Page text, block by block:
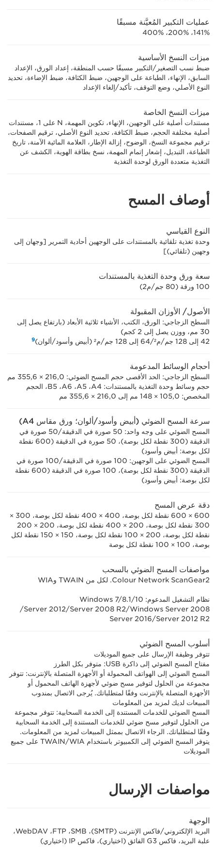
عمليات التكبير المُعيَّنة مسبقًا
141%، 200%، 400%
ميزات النسخ الأساسية
ضبط نسب التصغير/التكبير مسبقًا حسب المنطقة، إعداد الورق، الإعداد
السابق، الإنهاء، الطباعة على الوجهين، ضبط الكثافة، ضبط الإضاءة، تحديد
النوع الأصلي، وضع التوقف، تأكيد/إلغاء الإعداد
ميزات النسخ الخاصة
مستندات أصلية على الوجهين، الإنهاء، تكوين المهمة، N على 1، مستندات
أصلية مختلفة الحجم، ضبط الكثافة، تحديد النوع الأصلي، ترقيم الصفحات،
ترقيم مجموعة النسخ، الوضوح، إزالة الإطار، العلامة المائية الآمنة، تاريخ
الطباعة، التبديل، إشعار إتمام المهمة، نسخ بطاقة الهوية، الكشف عن
التغذية متعددة الورق لوحدة التغذية
أوصاف المسح
النوع القياسي
وحدة تغذية تلقائية بالمستندات على الوجهين أحادية التمرير [وجهان إلى
وجهين (تلقائي)]
سعة ورق وحدة التغذية بالمستندات
100 ورقة (80 جم/م2)
الأصول/ الأوزان المقبولة
السطح الزجاجي: الورق، الكتب، الأشياء ثلاثية الأبعاد (بارتفاع يصل إلى
30 مم، ووزن يصل إلى 2 كجم)
42 إلى 128 جم/م²‏/64 إلى 128 جم/م² (أبيض وأسود/ألوان)
9
أحجام الوسائط المدعومة
السطح الزجاجي: الحد الأقصى حجم المسح الضوئي: 216,0 × ‏355,6 مم
حجم وسائط وحدة التغذية بالمستندات:‏ A4،‏ A5،‏ A6، ‏‏B5، الحجم
المخصص: 105,0 × 148 مم إلى 216,0 × 355,6 مم
سرعة المسح الضوئي (أبيض وأسود/ألوان؛ ورق مقاس A4)
المسح الضوئي على وجه واحد: 50 صورة في الدقيقة/50 صورة في
الدقيقة (300 نقطة لكل بوصة)، 50 صورة في الدقيقة (600 نقطة
لكل بوصة: أبيض وأسود)
المسح الضوئي على الوجهين: 100 صورة في الدقيقة/100 صورة في
الدقيقة (300 نقطة لكل بوصة)، 100 صورة في الدقيقة (600 نقطة
لكل بوصة: أبيض وأسود)
دقة عرض المسح
600 × 600 نقطة لكل بوصة، 400 × 400 نقطة لكل بوصة، 300 ×
300 نقطة لكل بوصة، 200 × 400 نقطة لكل بوصة، 200 × 200
نقطة لكل بوصة، 200 × 100 نقطة لكل بوصة، 150 × 150 نقطة لكل
بوصة، 100 × 100 نقطة لكل بوصة
مواصفات المسح الضوئي بالسحب
Colour Network ScanGear2. لكل من TWAIN وWIA
نظام التشغيل المدعوم: Windows 7/8.1/10
‏Windows Server 2008/‏Server 2008 R2/‏Server 2012/‏
Server 2012 R2/‏Server 2016
أسلوب المسح الضوئي
تتوفر وظيفة الإرسال على جميع الموديلات
مفتاح المسح الضوئي إلى ذاكرة USB: متوفر بكل الطرز
المسح الضوئي إلى الهواتف المحمولة أو الأجهزة المتصلة بالإنترنت‏: تتوفر
مجموعة من الحلول لتوفير مسح ضوئي لأجهزة الهاتف المحمول أو
الأجهزة المتصلة بالإنترنت وفقًا لمتطلباتك. يُرجى الاتصال بمندوب
المبيعات لديك لمزيد من المعلومات
المسح الضوئي للخدمات المستندة إلى الخدمة السحابية: تتوفر مجموعة
من الحلول لتوفير مسح ضوئي للخدمات المستندة إلى الخدمة السحابية
وفقًا لمتطلباتك. الرجاء الاتصال بممثل المبيعات لمزيد من المعلومات.
يتوفر المسح الضوئي إلى الكمبيوتر باستخدام TWAIN/WIA على جميع
الموديلات
مواصفات الإرسال
الوجهة
البريد الإلكتروني/فاكس الإنترنت (SMTP)‏، SMB‏، FTP‏، WebDAV،
علبة البريد، فاكس G3 الفائق (اختياري)، فاكس IP (اختياري)